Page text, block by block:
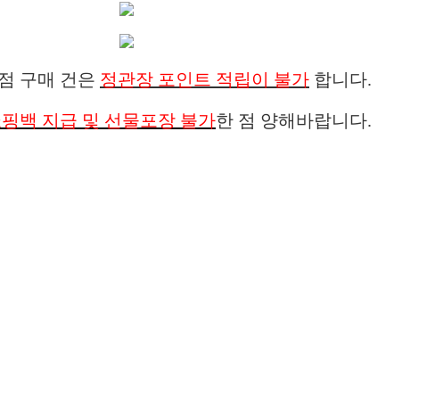
구매 건은 정관장 포인트 적립이 불가 합니다.
백 지급 및 선물포장 불가한 점 양해바랍니다.